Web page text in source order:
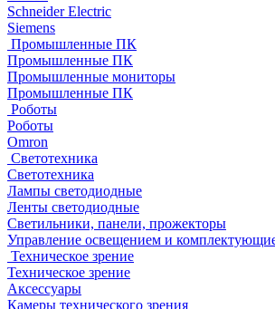
Schneider Electric
Siemens
Промышленные ПК
Промышленные ПК
Промышленные мониторы
Промышленные ПК
Роботы
Роботы
Omron
Светотехника
Светотехника
Лампы светодиодные
Ленты светодиодные
Светильники, панели, прожекторы
Управление освещением и
Техническое зрение
Техническое зрение
Аксессуары
Камеры технического зрения